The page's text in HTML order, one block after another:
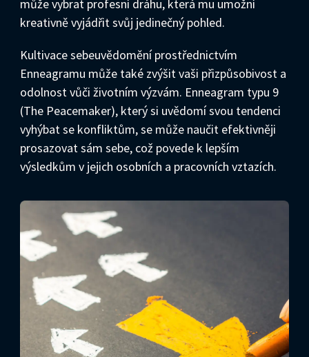
může vybrat profesní dráhu, která mu umožní
kreativně vyjádřit svůj jedinečný pohled.
Kultivace sebeuvědomění prostřednictvím
Enneagramu může také zvýšit vaši přizpůsobivost a
odolnost vůči životním výzvám. Enneagram typu 9
(The Peacemaker), který si uvědomí svou tendenci
vyhýbat se konfliktům, se může naučit efektivněji
prosazovat sám sebe, což povede k lepším
výsledkům v jejich osobních a pracovních vztazích.